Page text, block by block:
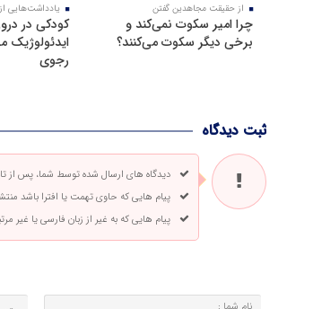
از حقیقت مجاهدین گفتن
چرا امیر سکوت نمی‌کند و
برخی دیگر سکوت می‌کنند؟
یادداشت‌هایی
کودکی در
ایدئولوژیک
رجوی
ثبت دیدگاه
دیدگاه های ارسال شده توسط شما، پس از
پیام هایی که حاوی تهمت یا افترا باشد
پیام هایی که به غیر از زبان فارسی یا غیر